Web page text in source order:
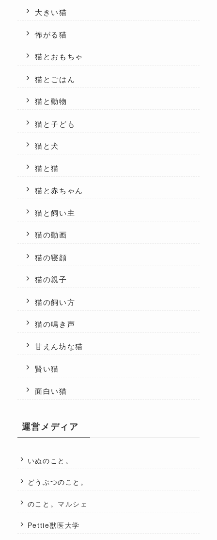
大きい猫
怖がる猫
猫とおもちゃ
猫とごはん
猫と動物
猫と子ども
猫と犬
猫と猫
猫と赤ちゃん
猫と飼い主
猫の動画
猫の寝顔
猫の親子
猫の飼い方
猫の鳴き声
甘えん坊な猫
賢い猫
面白い猫
運営メディア
いぬのこと。
どうぶつのこと。
のこと。マルシェ
Pettie獣医大学